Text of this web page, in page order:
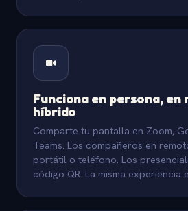
Funciona en persona, en
híbrido
Comparte tu pantalla en Zoom,
Teams. Los compañeros en
portátil o teléfono. Los
código QR. La misma experiencia